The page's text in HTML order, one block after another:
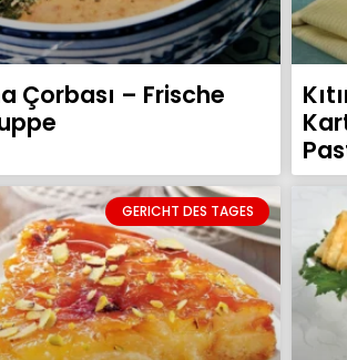
Çorbası – Frische
GERICHT DES TAGES